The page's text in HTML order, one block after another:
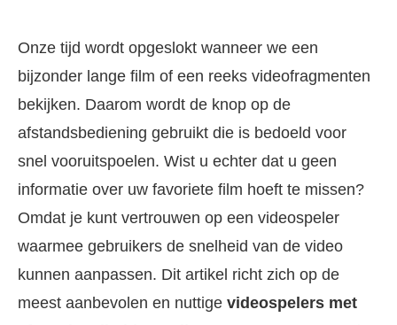
Onze tijd wordt opgeslokt wanneer we een
bijzonder lange film of een reeks videofragmenten
bekijken. Daarom wordt de knop op de
afstandsbediening gebruikt die is bedoeld voor
snel vooruitspoelen. Wist u echter dat u geen
informatie over uw favoriete film hoeft te missen?
Omdat je kunt vertrouwen op een videospeler
waarmee gebruikers de snelheid van de video
kunnen aanpassen. Dit artikel richt zich op de
meest aanbevolen en nuttige videospelers met